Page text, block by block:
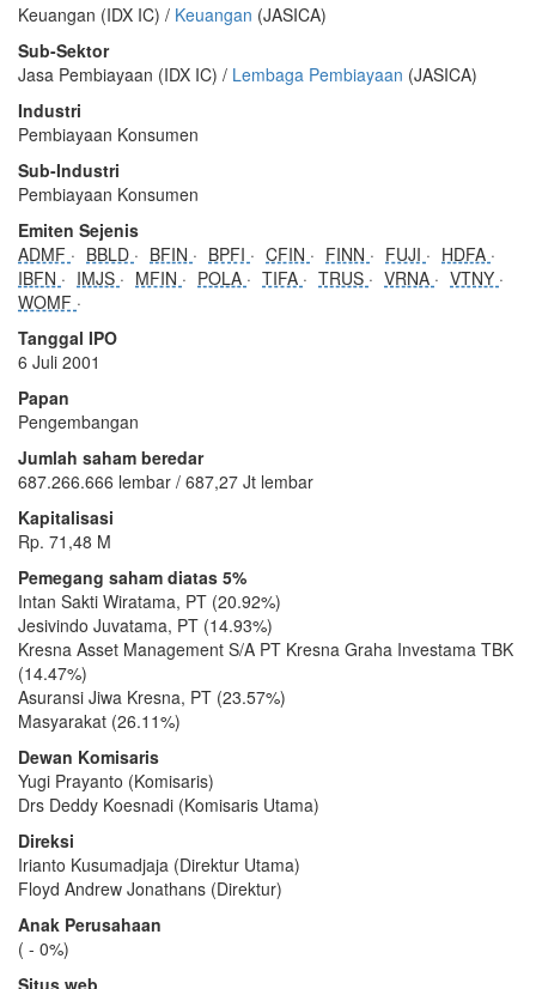
Keuangan (IDX IC) / Keuangan (JASICA)
Sub-Sektor
Jasa Pembiayaan (IDX IC) / Lembaga Pembiayaan (JASICA)
Industri
Pembiayaan Konsumen
Sub-Industri
Pembiayaan Konsumen
Emiten Sejenis
ADMF
BBLD BFIN BPFI CFIN FINN FUJI
HDFA
IBFN
IMJS MFIN POLA TIFA TRUS VRNA
VTNY
WOMF
Tanggal IPO
6 Juli 2001
Papan
Pengembangan
Jumlah saham beredar
687.266.666 lembar / 687,27 Jt lembar
Kapitalisasi
Rp. 71,48 M
Pemegang saham diatas 5%
Intan Sakti Wiratama, PT (20.92%)
Jesivindo Juvatama, PT (14.93%)
Kresna Asset Management S/A PT Kresna Graha Investama TBK
(14.47%)
Asuransi Jiwa Kresna, PT (23.57%)
Masyarakat (26.11%)
Dewan Komisaris
Yugi Prayanto (Komisaris)
Drs Deddy Koesnadi (Komisaris Utama)
Direksi
Irianto Kusumadjaja (Direktur Utama)
Floyd Andrew Jonathans (Direktur)
Anak Perusahaan
( - 0%)
Situs web